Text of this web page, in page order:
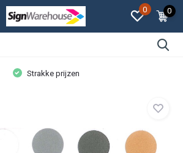
0 0
Strakke prijzen